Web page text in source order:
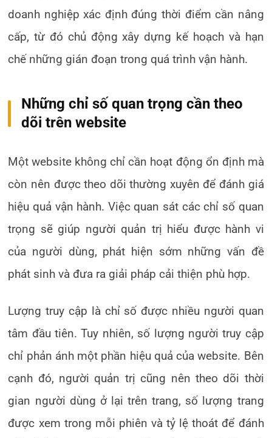
doanh nghiệp xác định đúng thời điểm cần nâng
cấp, từ đó chủ động xây dựng kế hoạch và hạn
chế những gián đoạn trong quá trình vận hành.
Những chỉ số quan trọng cần theo
dõi trên website
Một website không chỉ cần hoạt động ổn định mà
còn nên được theo dõi thường xuyên để đánh giá
hiệu quả vận hành. Việc quan sát các chỉ số quan
trọng sẽ giúp người quản trị hiểu được hành vi
của người dùng, phát hiện sớm những vấn đề
phát sinh và đưa ra giải pháp cải thiện phù hợp.
Lượng truy cập là chỉ số được nhiều người quan
tâm đầu tiên. Tuy nhiên, số lượng người truy cập
chỉ phản ánh một phần hiệu quả của website. Bên
cạnh đó, người quản trị cũng nên theo dõi thời
gian người dùng ở lại trên trang, số lượng trang
được xem trong mỗi phiên và tỷ lệ thoát để đánh